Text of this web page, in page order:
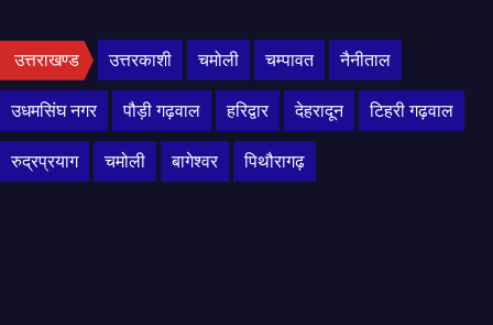
उत्तराखण्ड उत्तरकाशी चमोली चम्पावत नैनीताल
उधमसिंघ नगर पौड़ी गढ़वाल हरिद्वार देहरादून टिहरी गढ़वाल
रुद्रप्रयाग चमोली बागेश्वर पिथौरागढ़